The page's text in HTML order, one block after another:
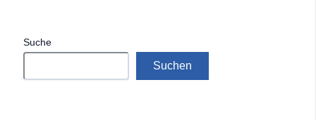
Suche
Suchen